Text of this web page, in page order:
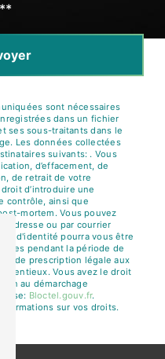
sont nécessaires
dans un fichier
ses sous-traitants dans le
Les données collectées
suivants: . Vous
d’effacement, de
de retrait de votre
d’introduire une
contrôle, ainsi que
mortem. Vous pouvez
l'adresse ou par courrier
d'identité pourra vous être
pendant la période de
de prescription légale aux
Vous avez le droit
au démarchage
Bloctel.gouv.fr.
sur vos droits.